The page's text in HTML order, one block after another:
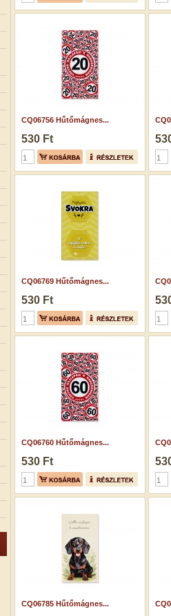
CQ06756 Hűtőmágnes...
530 Ft
CQ06769 Hűtőmágnes...
530 Ft
CQ06760 Hűtőmágnes...
530 Ft
CQ06785 Hűtőmágnes...